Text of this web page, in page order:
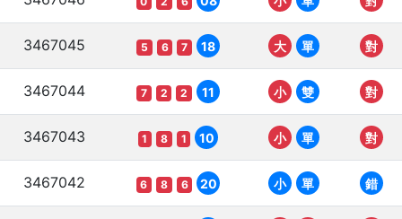
3467045 5 6 7 18 大 單 對
3467044 7 2 2 11 小 雙 對
3467043 1 8 1 10 小 單 對
3467042 6 8 6 20 小 單 錯